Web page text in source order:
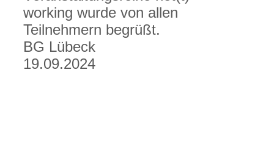
working wurde von allen
Teilnehmern begrüßt.
BG Lübeck
19.09.2024